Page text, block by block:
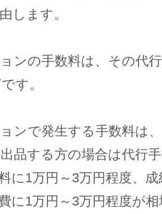
します。
ンの手数料は、その代
す。
ンで発生する手数料は
品する方の場合は代行
に1万円～3万円程度、
に1万円～3万円程度が